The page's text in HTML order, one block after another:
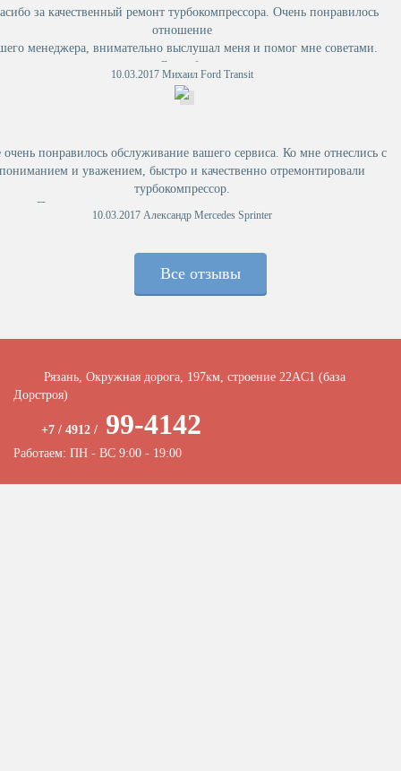
за качественный ремонт турбокомпрессора. Очень понравилось
отношение
менеджера, внимательно выслушал меня и помог мне советами.
Спасибо
за ремонт.
10.03.2017 Михаил Ford Transit
понравилось обслуживание вашего сервиса. Ко мне отнеслись с
и уважением, быстро и качественно отремонтировали
турбокомпрессор.
После ремонта у меня не осталось никаких вопросов.
10.03.2017 Александр Mercedes Sprinter
Все отзывы
Рязань, Окружная дорога, 197км, строение 22АC1 (база
Дорстроя)
+7 / 4912 / 99-4142
Работаем: ПН - ВС 9:00 - 19:00